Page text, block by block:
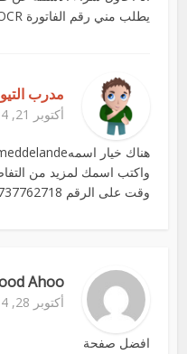
يطلب مني رقم الفاتورة OCR
مدرب
أكتوبر 21, 2014 الساعة 9:45 م
واكتب اسمك لمزيد من
وقت على الرقم 0737762718
Ahoo
أكتوبر 28, 2014 الساعة 12:04 م
افضل صفحة